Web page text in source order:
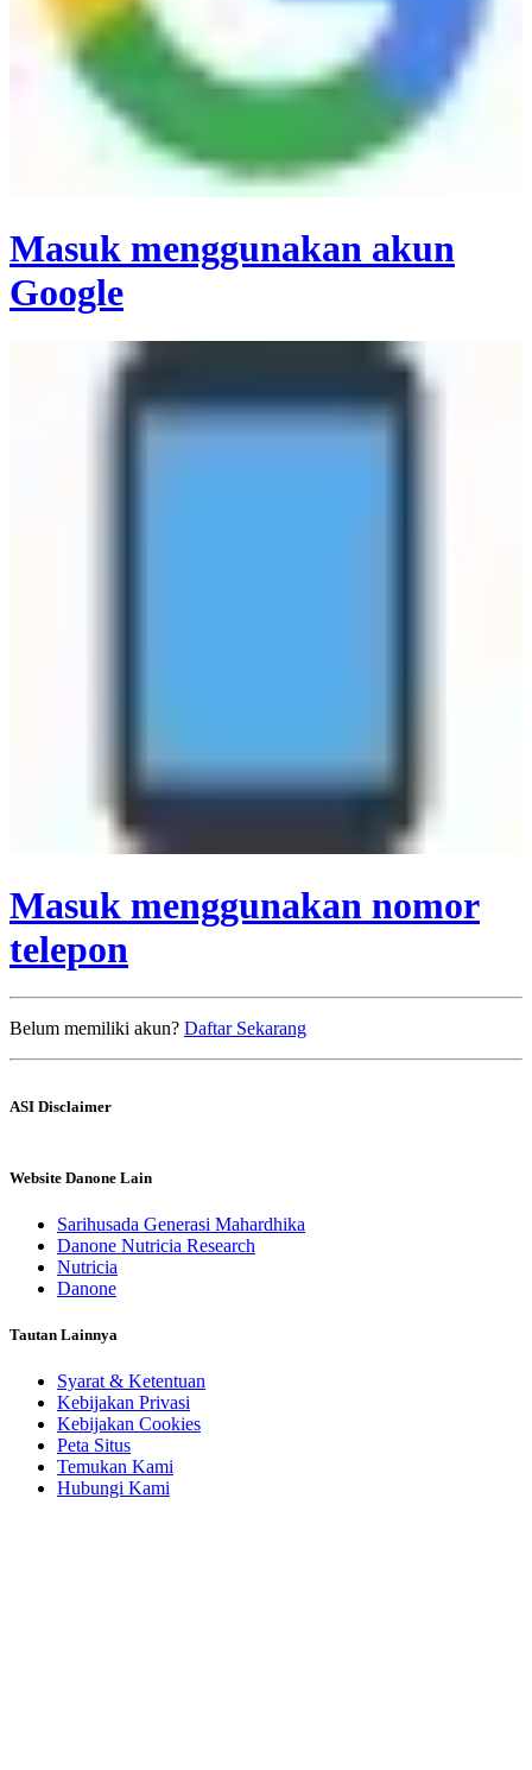
Masuk menggunakan akun
Google
Masuk menggunakan nomor
telepon
Belum memiliki akun? Daftar Sekarang
ASI Disclaimer
Website Danone Lain
Sarihusada Generasi Mahardhika
Danone Nutricia Research
Nutricia
Danone
Tautan Lainnya
Syarat & Ketentuan
Kebijakan Privasi
Kebijakan Cookies
Peta Situs
Temukan Kami
Hubungi Kami